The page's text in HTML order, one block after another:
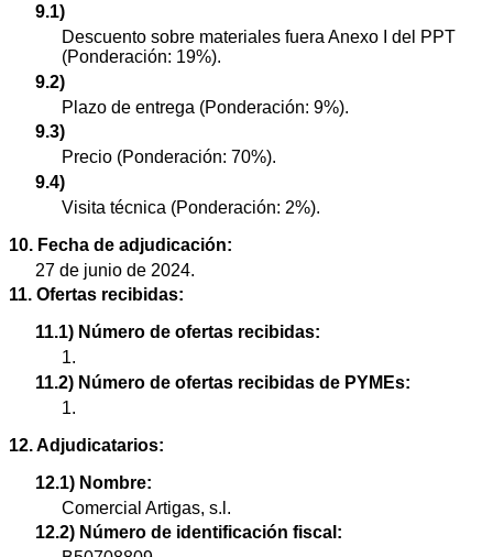
9.1)
Descuento sobre materiales fuera Anexo I del PPT
(Ponderación: 19%).
9.2)
Plazo de entrega (Ponderación: 9%).
9.3)
Precio (Ponderación: 70%).
9.4)
Visita técnica (Ponderación: 2%).
10. Fecha de adjudicación:
27 de junio de 2024.
11. Ofertas recibidas:
11.1) Número de ofertas recibidas:
1.
11.2) Número de ofertas recibidas de PYMEs:
1.
12. Adjudicatarios:
12.1) Nombre:
Comercial Artigas, s.l.
12.2) Número de identificación fiscal: